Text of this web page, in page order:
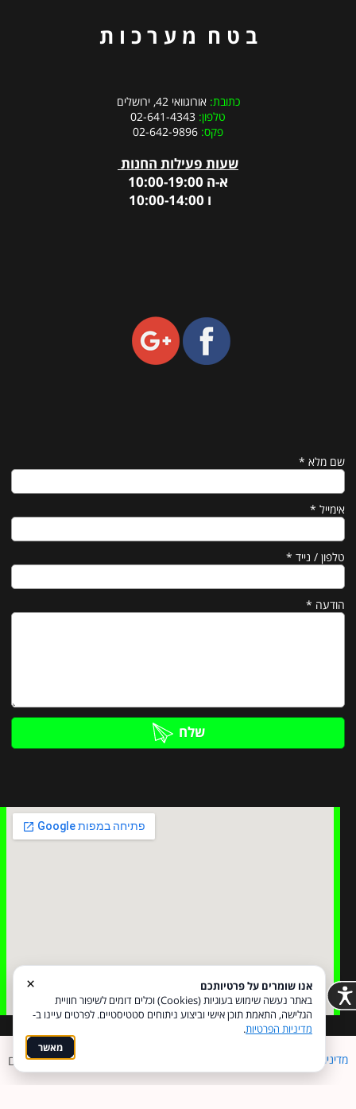
ב ט ח מ ע ר כ ו ת
כתובת:אורוגוואי 42, ירושלים
טלפון: 02-641-4343
פקס:
שעות פעילות החנות
א-ה 10:00-19:00
ו 10:00-14:00
שם מלא *
אימייל *
טלפון / נייד *
הודעה *
שלח
מדיניות פרטיות Coi בניית אתרים
×
אנו שומרים על פרטיותכם
באתר נעשה שימוש בעוגיות (Cookies) וכלים דומים לשיפור חוויית
הגלישה, התאמת תוכן אישי וביצוע ניתוחים סטטיסטיים. לפרטים עיינו ב-
מדיניות הפרטיות.
מאשר